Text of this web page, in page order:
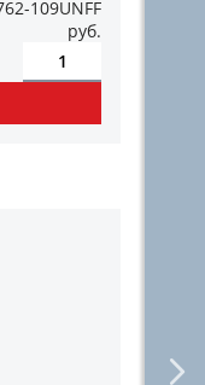
109UNFF
руб.